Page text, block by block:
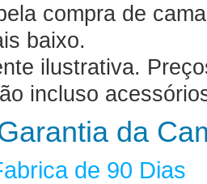
compra de
baixo.
ilustrativa.
incluso
da
de 90 Dias